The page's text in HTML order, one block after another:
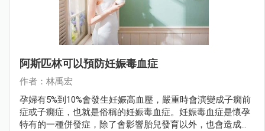
阿斯匹林可以預防妊娠毒血症
作者：林禹宏
孕婦有5%到10%會發生妊娠高血壓，嚴重時會演變成子癇前
症或子癇症，也就是俗稱的妊娠毒血症。妊娠毒血症是懷孕
特有的一種併發症，除了會影響胎兒發育以外，也會造成早